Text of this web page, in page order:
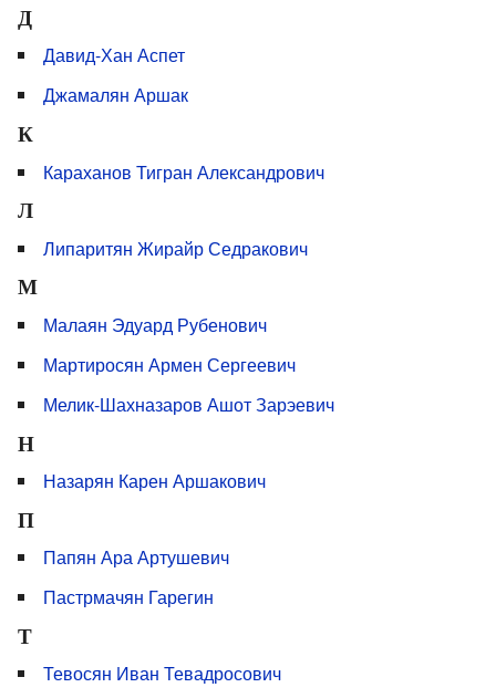
Д
Давид-Хан Аспет
Джамалян Аршак
К
Караханов Тигран Александрович
Л
Липаритян Жирайр Седракович
М
Малаян Эдуард Рубенович
Мартиросян Армен Сергеевич
Мелик-Шахназаров Ашот Зарэевич
Н
Назарян Карен Аршакович
П
Папян Ара Артушевич
Пастрмачян Гарегин
Т
Тевосян Иван Тевадросович